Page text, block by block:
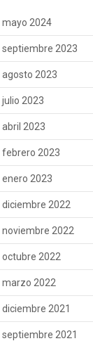
mayo 2024
septiembre 2023
agosto 2023
julio 2023
abril 2023
febrero 2023
enero 2023
diciembre 2022
noviembre 2022
octubre 2022
marzo 2022
diciembre 2021
septiembre 2021